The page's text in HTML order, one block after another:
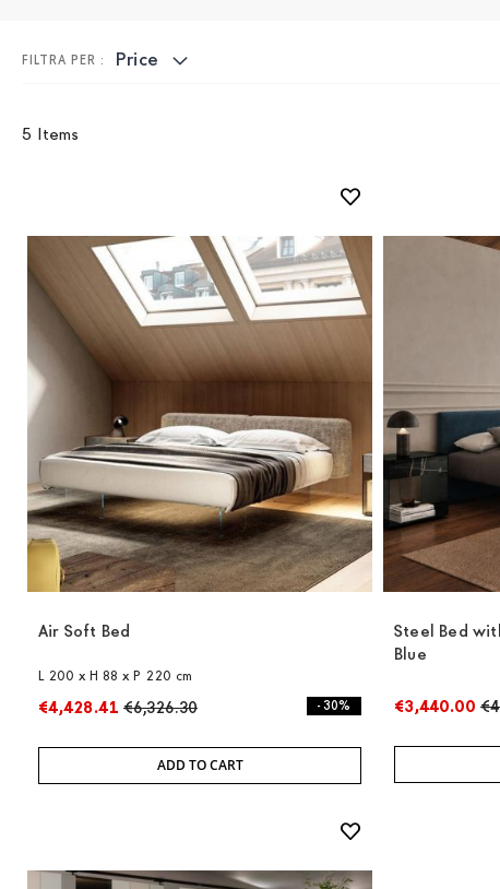
5 Items
Air Soft Bed
L 200 x H 88 x P 220 cm
€4,428.41 €6,326.30 - 30%
ADD TO CART
Steel Bed
Blue
€3,440.00
Price